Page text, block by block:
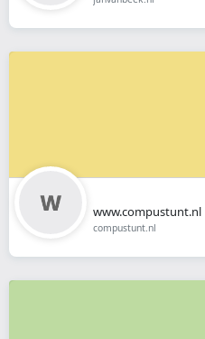
www.compustunt.nl
compustunt.nl